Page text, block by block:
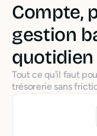
Compte,
gestion
quotidien
Tout ce qu'il faut
trésorerie sans